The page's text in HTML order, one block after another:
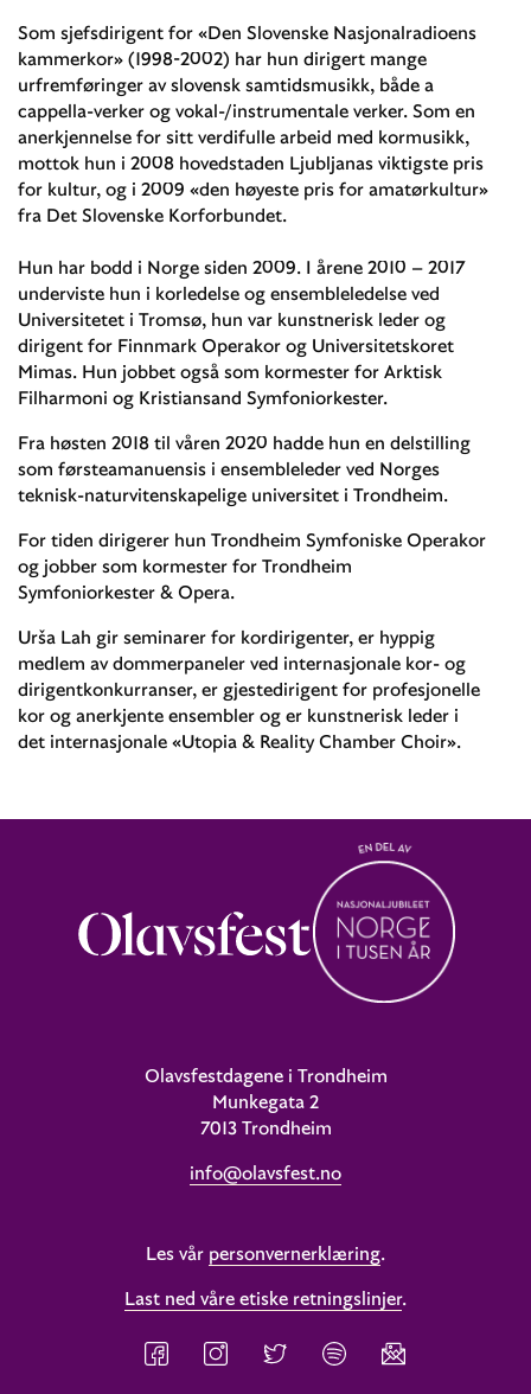
Som sjefsdirigent for «Den Slovenske Nasjonalradioens
kammerkor» (1998-2002) har hun dirigert mange
urfremføringer av slovensk samtidsmusikk, både a
cappella-verker og vokal-/instrumentale verker. Som en
anerkjennelse for sitt verdifulle arbeid med kormusikk,
mottok hun i 2008 hovedstaden Ljubljanas viktigste pris
for kultur, og i 2009 «den høyeste pris for amatørkultur»
fra Det Slovenske Korforbundet.
Hun har bodd i Norge siden 2009. I årene 2010 – 2017
underviste hun i korledelse og ensembleledelse ved
Universitetet i Tromsø, hun var kunstnerisk leder og
dirigent for Finnmark Operakor og Universitetskoret
Mimas. Hun jobbet også som kormester for Arktisk
Filharmoni og Kristiansand Symfoniorkester.
Fra høsten 2018 til våren 2020 hadde hun en delstilling
som førsteamanuensis i ensembleleder ved Norges
teknisk-naturvitenskapelige universitet i Trondheim.
For tiden dirigerer hun Trondheim Symfoniske Operakor
og jobber som kormester for Trondheim
Symfoniorkester & Opera.
Urša Lah gir seminarer for kordirigenter, er hyppig
medlem av dommerpaneler ved internasjonale kor- og
dirigentkonkurranser, er gjestedirigent for profesjonelle
kor og anerkjente ensembler og er kunstnerisk leder i
det internasjonale «Utopia & Reality Chamber Choir».
Olavsfestdagene i Trondheim
Munkegata 2
7013 Trondheim
info@olavsfest.no
Les vår personvernerklæring.
Last ned våre etiske retningslinjer.